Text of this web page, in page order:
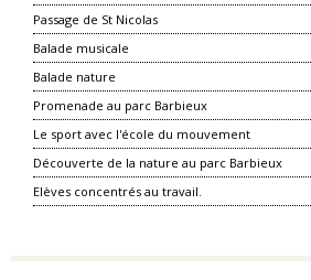
Passage de St Nicolas
Balade musicale
Balade nature
Promenade au parc Barbieux
Le sport avec l'école du mouvement
Découverte de la nature au parc Barbieux
Elèves concentrés au travail.